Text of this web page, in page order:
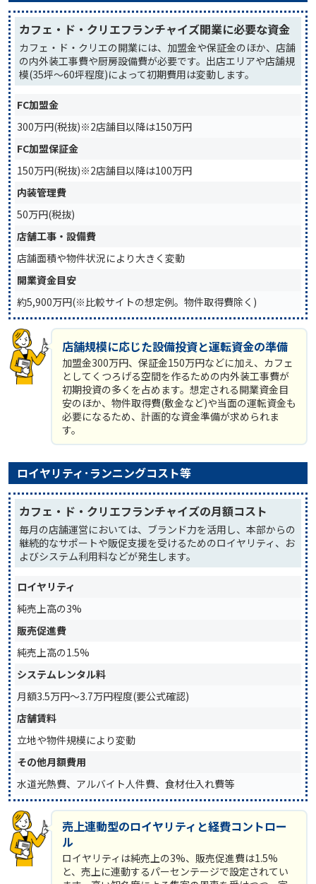
カフェ・ド・クリエフランチャイズ開業に必要な資金
カフェ・ド・クリエの開業には、加盟金や保証金のほか、店舗
の内外装工事費や厨房設備費が必要です。出店エリアや店舗規
模(35坪〜60坪程度)によって初期費用は変動します。
FC加盟金
300万円(税抜)※2店舗目以降は150万円
FC加盟保証金
150万円(税抜)※2店舗目以降は100万円
内装管理費
50万円(税抜)
店舗工事・設備費
店舗面積や物件状況により大きく変動
開業資金目安
約5,900万円(※比較サイトの想定例。物件取得費除く)
店舗規模に応じた設備投資と運転資金の準備
加盟金300万円、保証金150万円などに加え、カフェ
としてくつろげる空間を作るための内外装工事費が
初期投資の多くを占めます。想定される開業資金目
安のほか、物件取得費(敷金など)や当面の運転資金も
必要になるため、計画的な資金準備が求められま
す。
ロイヤリティ･ランニングコスト等
カフェ・ド・クリエフランチャイズの月額コスト
毎月の店舗運営においては、ブランド力を活用し、本部からの
継続的なサポートや販促支援を受けるためのロイヤリティ、お
よびシステム利用料などが発生します。
ロイヤリティ
純売上高の3%
販売促進費
純売上高の1.5%
システムレンタル料
月額3.5万円〜3.7万円程度(要公式確認)
店舗賃料
立地や物件規模により変動
その他月額費用
水道光熱費、アルバイト人件費、食材仕入れ費等
売上連動型のロイヤリティと経費コントロー
ル
ロイヤリティは純売上の3%、販売促進費は1.5%
と、売上に連動するパーセンテージで設定されてい